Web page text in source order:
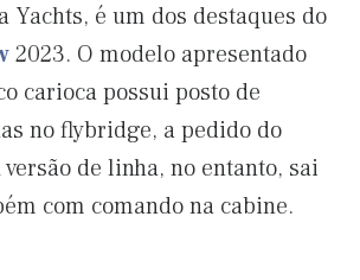
Yachts, é um dos destaques do
2023. O modelo apresentado
carioca possui posto de
no flybridge, a pedido do
de linha, no entanto, sai
com comando na cabine.